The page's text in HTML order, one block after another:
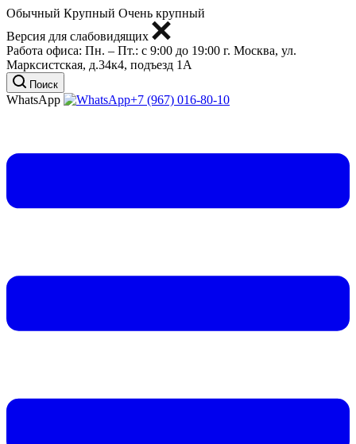
Обычный Крупный Очень крупный
Версия для слабовидящих
Работа офиса: Пн. – Пт.: с 9:00 до 19:00 г. Москва, ул.
Марксистская, д.34к4, подъезд 1А
Поиск
WhatsApp +7 (967) 016-80-10